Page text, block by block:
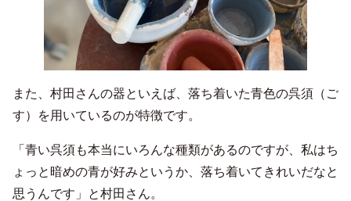
また、村田さんの器といえば、落ち着いた青色の呉須（ご
す）を用いているのが特徴です。
「青い呉須も本当にいろんな種類があるのですが、私はち
ょっと暗めの青が好みというか、落ち着いてきれいだなと
思うんです」と村田さん。